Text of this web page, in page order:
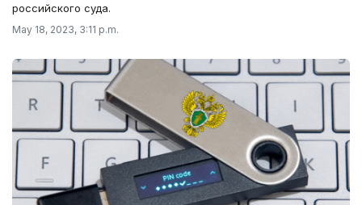
российского суда.
May 18, 2023, 3:11 p.m.